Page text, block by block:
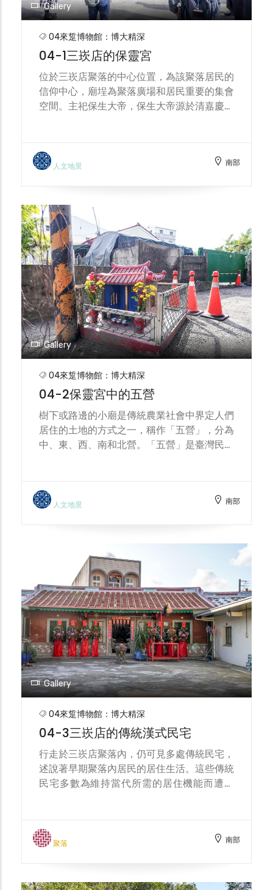
Gallery
04來踅博物館：博大精深
04-1三崁店的保靈宮
位於三崁店聚落的中心位置，為該聚落居民的
信仰中心，廟埕為聚落廣場和居民重要的集會
空間。主祀保生大帝，保生大帝源於清嘉慶元
(1920)由當地士紳倡發起捐金建立公厝。二戰
以後，由村長曾國賢及士紳陳老福等倡議組織
年重修的結果。
人文地景 南部
Gallery
04來踅博物館：博大精深
04-2保靈宮中的五營
樹下或路邊的小廟是傳統農業社會中界定人們
居住的土地的方式之一，稱作「五營」，分為
中、東、西、南和北營。「五營」是臺灣民間
建構祭祀範圍有關，更與聚落空間有明顯的關
聯，亦即「五營」直觀地反映了聚落的邊界所
人文地景 南部
Gallery
04來踅博物館：博大精深
04-3三崁店的傳統漢式民宅
行走於三崁店聚落內，仍可見多處傳統民宅，
述說著早期聚落內居民的居住生活。這些傳統
民宅多數為維持當代所需的居住機能而遭到
出居住生活的歷史脈絡。傳統民宅的屋脊有多
種形式，一般常見為前後兩坡在脊頭處收為圓
的建築風格。此外，紅磚牆的磚仔尺寸、疊砌
聚落 南部